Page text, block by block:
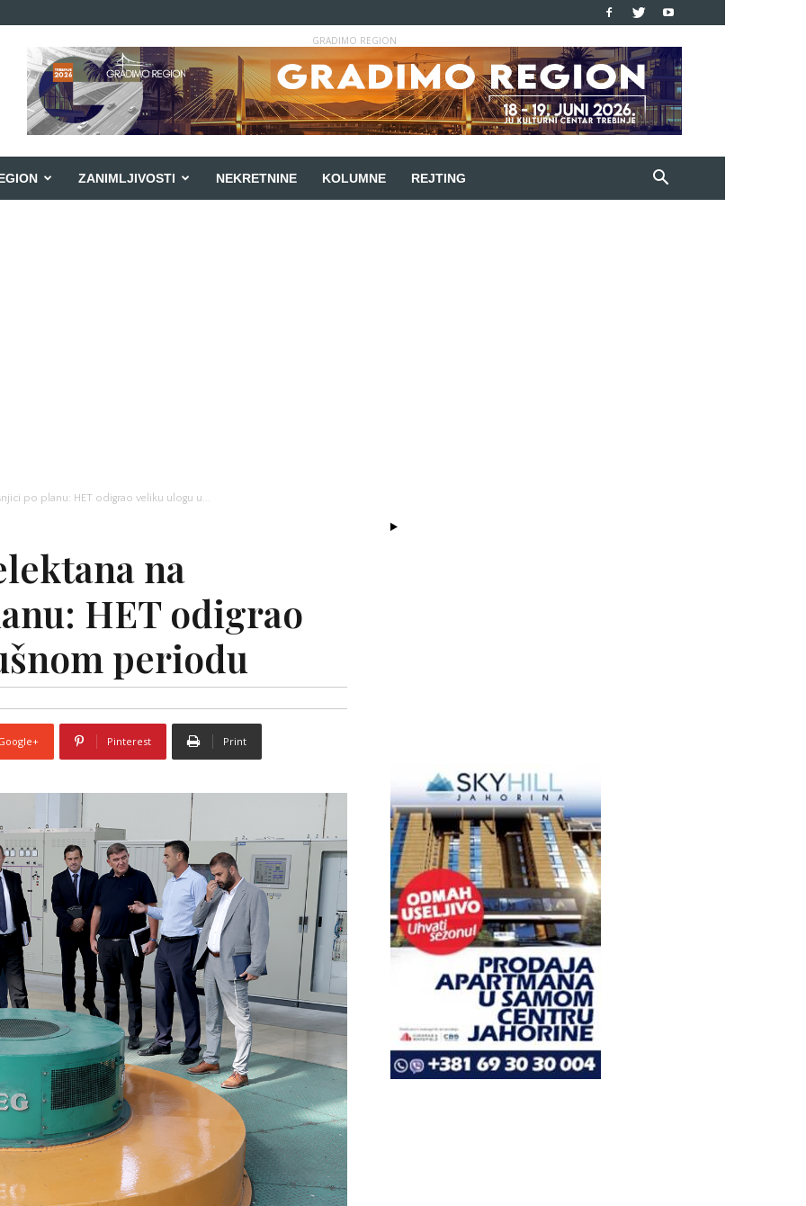
GRADIMO REGION
ZANIMLJIVOSTI NEKRETNINE KOLUMNE REJTING
po planu: HET odigrao veliku ulogu u...
na
HET odigrao
periodu
Pinterest Print